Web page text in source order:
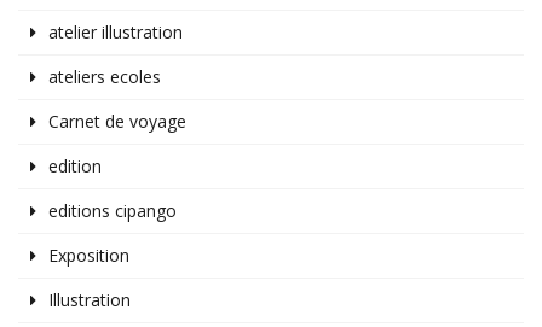
atelier illustration
ateliers ecoles
Carnet de voyage
edition
editions cipango
Exposition
Illustration